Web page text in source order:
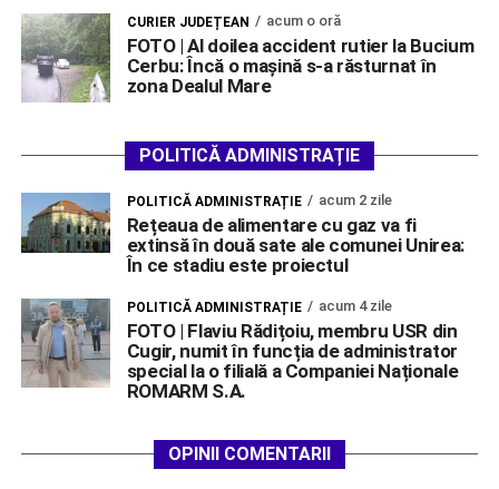
CURIER JUDEȚEAN acum o oră
FOTO | Al doilea accident rutier la Bucium
Cerbu: Încă o mașină s-a răsturnat în
zona Dealul Mare
POLITICĂ ADMINISTRAȚIE
POLITICĂ ADMINISTRAȚIE acum 2 zile
Rețeaua de alimentare cu gaz va fi
extinsă în două sate ale comunei Unirea:
În ce stadiu este proiectul
POLITICĂ ADMINISTRAȚIE acum 4 zile
FOTO | Flaviu Rădițoiu, membru USR din
Cugir, numit în funcția de administrator
special la o filială a Companiei Naționale
ROMARM S.A.
OPINII COMENTARII